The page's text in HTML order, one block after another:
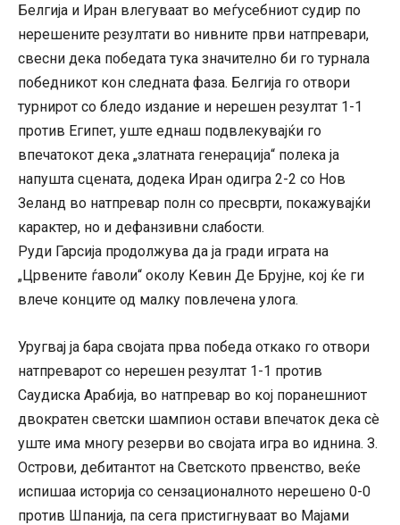
Белгија и Иран влегуваат во меѓусебниот судир по
нерешените резултати во нивните први натпревари,
свесни дека победата тука значително би го турнала
победникот кон следната фаза. Белгија го отвори
турнирот со бледо издание и нерешен резултат 1-1
против Египет, уште еднаш подвлекувајќи го
впечатокот дека „златната генерација“ полека ја
напушта сцената, додека Иран одигра 2-2 со Нов
Зеланд во натпревар полн со пресврти, покажувајќи
карактер, но и дефанзивни слабости.
Руди Гарсија продолжува да ја гради играта на
„Црвените ѓаволи“ околу Кевин Де Брујне, кој ќе ги
влече конците од малку повлечена улога.
Уругвај ја бара својата прва победа откако го отвори
натпреварот со нерешен резултат 1-1 против
Саудиска Арабија, во натпревар во кој поранешниот
двократен светски шампион остави впечаток дека сè
уште има многу резерви во својата игра во иднина. З.
Острови, дебитантот на Светското првенство, веќе
испишаа историја со сензационалното нерешено 0-0
против Шпанија, па сега пристигнуваат во Мајами